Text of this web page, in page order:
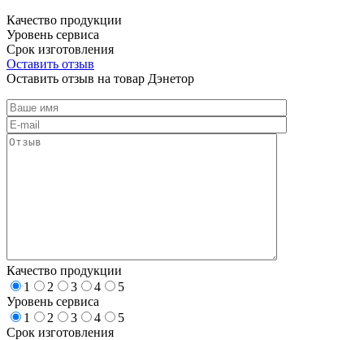
Качество продукции
Уровень сервиса
Срок изготовления
Оставить отзыв
Оставить отзыв на товар Дэнетор
Качество продукции
1
2 3 4
5
Уровень сервиса
1
2 3 4
5
Срок изготовления